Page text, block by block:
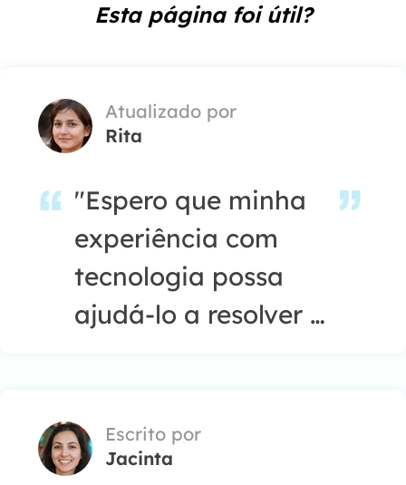
Esta página foi útil?
Atualizado por
Rita
"Espero que minha
experiência com
tecnologia possa
ajudá-lo a resolver a
Windows, Mac e
smartphone."…
Escrito por
Jacinta